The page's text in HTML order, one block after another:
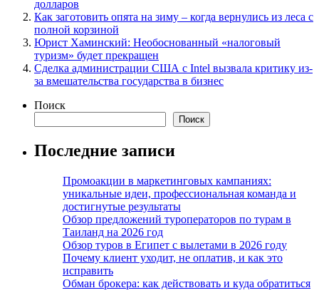
долларов
Как заготовить опята на зиму – когда вернулись из леса с
полной корзиной
Юрист Хаминский: Необоснованный «налоговый
туризм» будет прекращен
Сделка администрации США с Intel вызвала критику из-
за вмешательства государства в бизнес
Поиск
Поиск
Последние записи
Промоакции в маркетинговых кампаниях:
уникальные идеи, профессиональная команда и
достигнутые результаты
Обзор предложений туроператоров по турам в
Таиланд на 2026 год
Обзор туров в Египет с вылетами в 2026 году
Почему клиент уходит, не оплатив, и как это
исправить
Обман брокера: как действовать и куда обратиться